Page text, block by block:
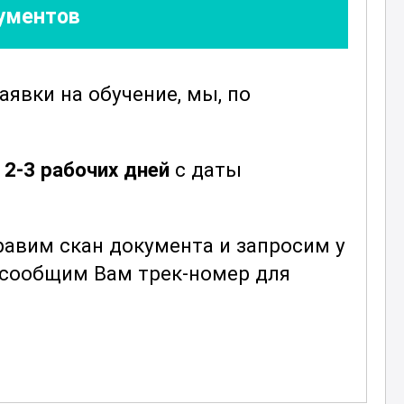
на обучение, мы, по
2-3 рабочих дней с даты
скан документа и запросим у
Вам трек-номер для